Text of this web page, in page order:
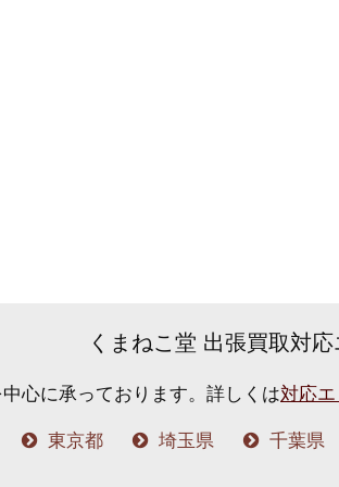
くまねこ堂 出張買取対
心に承っております。 詳しくは対応
東京都 埼玉県 千葉県